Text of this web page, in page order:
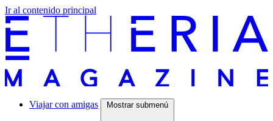
Ir al contenido principal
Viajar con amigas Mostrar submenú